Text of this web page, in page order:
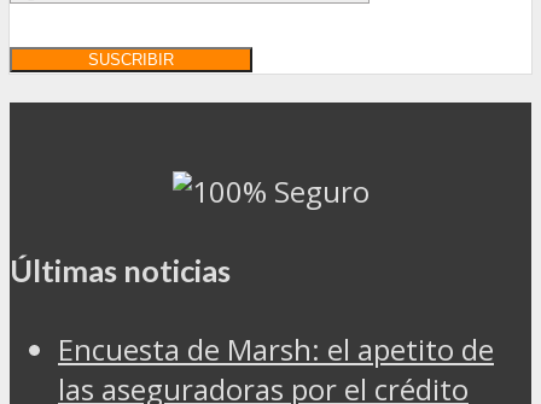
Últimas noticias
Encuesta de Marsh: el apetito de
las aseguradoras por el crédito